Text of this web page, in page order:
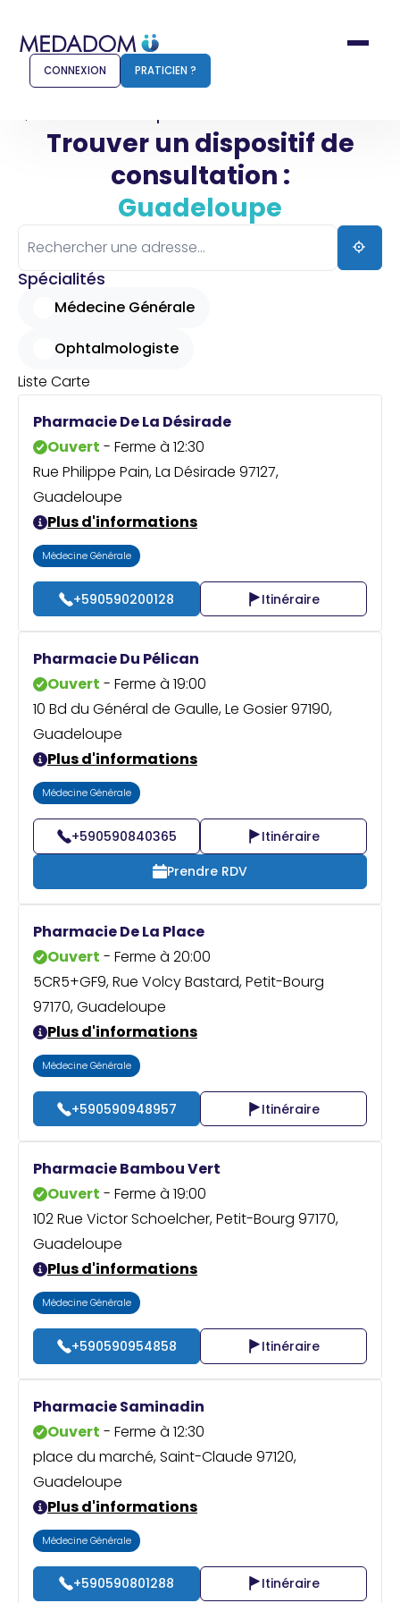
Comment ça marche ?
Pharmacien
Connexion
Praticien ?
CONNEXION PRATICIEN ?
Guadeloupe
Trouver un dispositif de
consultation :
Guadeloupe
Spécialités
Médecine Générale
Ophtalmologiste
Liste Carte
Pharmacie De La Désirade
Ouvert - Ferme à 12:30
Rue Philippe Pain, La Désirade 97127,
Guadeloupe
Plus d'informations
Médecine Générale
+590590200128 Itinéraire
Pharmacie Du Pélican
Ouvert - Ferme à 19:00
10 Bd du Général de Gaulle, Le Gosier 97190,
Guadeloupe
Plus d'informations
Médecine Générale
+590590840365
Itinéraire
Prendre RDV
Pharmacie De La Place
Ouvert - Ferme à 20:00
5CR5+GF9, Rue Volcy Bastard, Petit-Bourg
97170, Guadeloupe
Plus d'informations
Médecine Générale
+590590948957 Itinéraire
Pharmacie Bambou Vert
Ouvert - Ferme à 19:00
102 Rue Victor Schoelcher, Petit-Bourg 97170,
Guadeloupe
Plus d'informations
Médecine Générale
+590590954858 Itinéraire
Pharmacie Saminadin
Ouvert - Ferme à 12:30
place du marché, Saint-Claude 97120,
Guadeloupe
Plus d'informations
Médecine Générale
+590590801288 Itinéraire